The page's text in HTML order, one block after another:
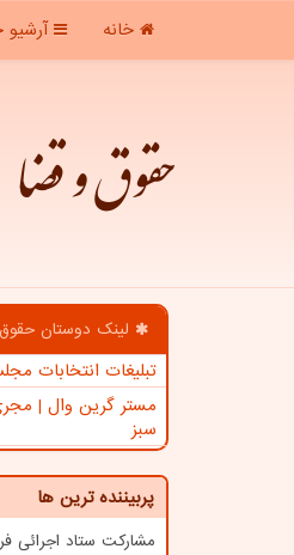
خانه
حقوق و قضا
لینک دوستان
تبلیغات انتخابات
مستر گرین وال |
سبز
پربیننده ترین ها
مشارکت ستاد اجرائی